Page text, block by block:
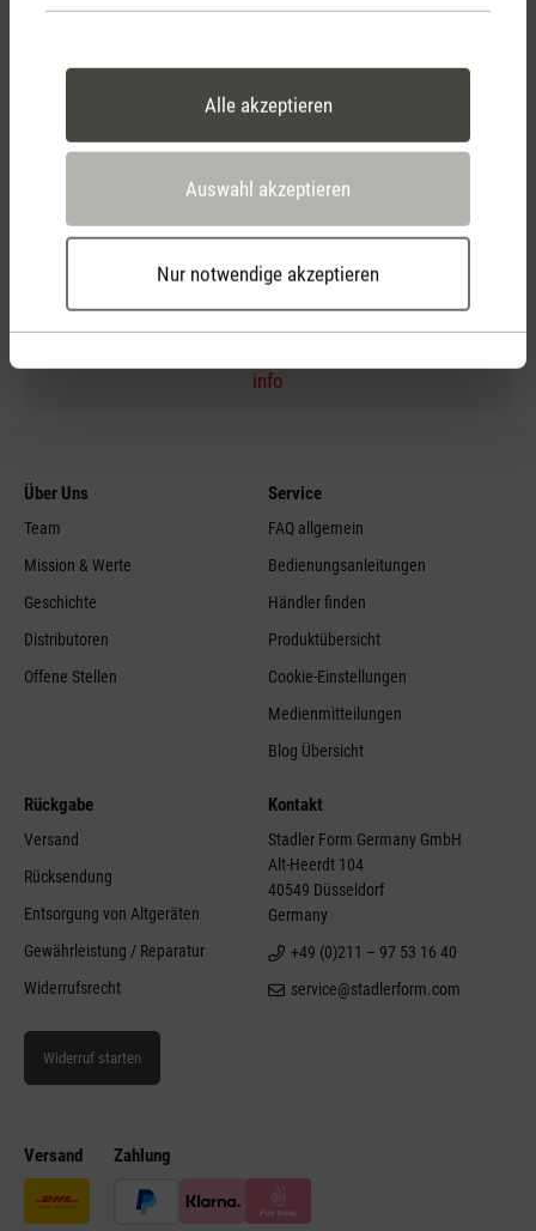
Alle akzeptieren
Auswahl akzeptieren
Nur notwendige akzeptieren
2 Jahre Garantie mit
eigenem Servicecenter
per Telefon
info
Versand Zahlung
Über Uns
Team
Mission & Werte
Geschichte
Distributoren
Offene Stellen
Service
FAQ allgemein
Bedienungsanleitungen
Händler finden
Produktübersicht
Cookie-Einstellungen
Medienmitteilungen
Blog Übersicht
Rückgabe
Versand
Rücksendung
Entsorgung von Altgeräten
Gewährleistung / Reparatur
Widerrufsrecht
Widerruf starten
Kontakt
Stadler Form Germany GmbH
Alt-Heerdt 104
40549 Düsseldorf
Germany
+49 (0)211 – 97 53 16 40
service@stadlerform.com